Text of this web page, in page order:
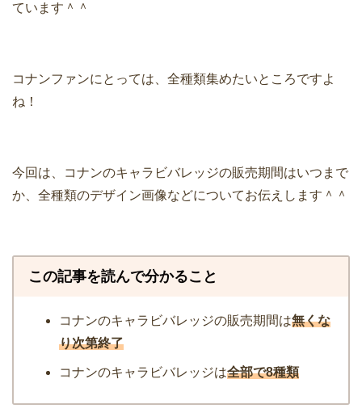
ています＾＾
コナンファンにとっては、全種類集めたいところですよ
ね！
今回は、コナンのキャラビバレッジの販売期間はいつまで
か、全種類のデザイン画像などについてお伝えします＾＾
この記事を読んで分かること
コナンのキャラビバレッジの販売期間は無くな
り次第終了
コナンのキャラビバレッジは全部で8種類